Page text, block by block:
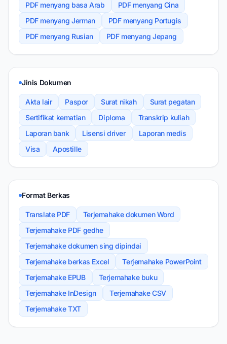
PDF menyang basa Arab
PDF menyang Cina
PDF menyang Jerman
PDF menyang Portugis
PDF menyang Rusian
PDF menyang Jepang
Jinis Dokumen
Akta lair Paspor Surat nikah
Surat pegatan
Sertifikat kematian
Diploma
Transkrip kuliah
Laporan bank
Lisensi driver
Laporan medis
Visa
Apostille
Format Berkas
Translate PDF
Terjemahake dokumen Word
Terjemahake PDF gedhe
Terjemahake dokumen sing dipindai
Terjemahake berkas Excel
Terjemahake PowerPoint
Terjemahake EPUB
Terjemahake buku
Terjemahake InDesign
Terjemahake CSV
Terjemahake TXT